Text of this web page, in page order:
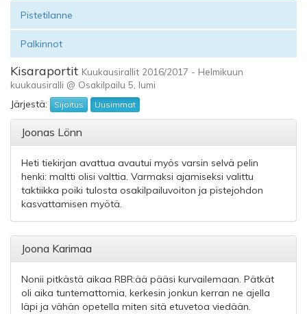
Pistetilanne
Palkinnot
Kisaraportit Kuukausirallit 2016/2017 - Helmikuun
kuukausiralli @ Osakilpailu 5, lumi
Järjestä: Sijoitus Uusimmat
Joonas Lönn
Heti tiekirjan avattua avautui myös varsin selvä pelin
henki: maltti olisi valttia. Varmaksi ajamiseksi valittu
taktiikka poiki tulosta osakilpailuvoiton ja pistejohdon
kasvattamisen myötä.
Joona Karimaa
Nonii pitkästä aikaa RBR:ää pääsi kurvailemaan. Pätkät
oli aika tuntemattomia, kerkesin jonkun kerran ne ajella
läpi ja vähän opetella miten sitä etuvetoa viedään.